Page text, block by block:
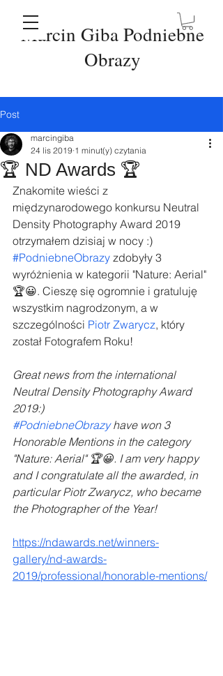
Marcin Giba Podniebne
Obrazy
Post
🏆 ND Awards 🏆
marcingiba
24 lis 2019 1 minut(y) czytania
Znakomite wieści z
międzynarodowego konkursu Neutral
Density Photography Award 2019
otrzymałem dzisiaj w nocy :)
#PodniebneObrazy zdobyły 3
wyróżnienia w kategorii "Nature: Aerial"
🏆😀. Cieszę się ogromnie i gratuluję
wszystkim nagrodzonym, a w
szczególności Piotr Zwarycz, który
został Fotografem Roku!
Great news from the international
Neutral Density Photography Award
2019:)
#PodniebneObrazy have won 3
Honorable Mentions in the category
"Nature: Aerial" 🏆😀. I am very happy
and I congratulate all the awarded, in
particular Piotr Zwarycz, who became
the Photographer of the Year!
https://ndawards.net/winners-
gallery/nd-awards-
2019/professional/honorable-mentions/